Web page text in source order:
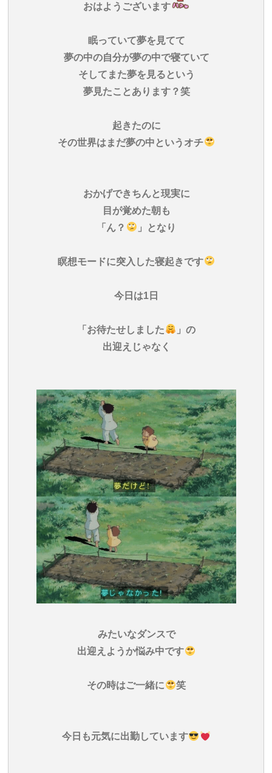
おはようございます
眠っていて夢を見てて
夢の中の自分が夢の中で寝ていて
そしてまた夢を見るという
夢見たことあります？笑
起きたのに
その世界はまだ夢の中というオチ
おかげできちんと現実に
目が覚めた朝も
「ん？
」となり
瞑想モードに突入した寝起きです
今日は1日
「お待たせしました
」の
出迎えじゃなく
みたいなダンスで
出迎えようか悩み中です
その時はご一緒に 笑
今日も元気に出勤しています